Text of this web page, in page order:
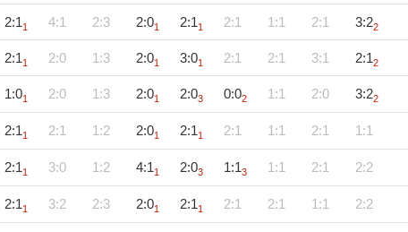
2:11 4:1 2:3 2:01 2:11 2:1 1:1 2:1 3:22
2:11 2:0 1:3 2:01 3:01 2:1 2:1 3:1 2:12
1:01 2:0 1:3 2:01 2:03 0:02 1:1 2:0 3:22
2:11 2:1 1:2 2:01 2:11 2:1 1:1 2:1 1:1
2:11 3:0 1:2 4:11 2:03 1:13 1:1 2:1 2:2
2:11 3:2 2:3 2:01 2:11 2:1 2:1 1:1 2:2